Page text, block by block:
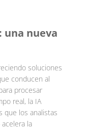
una nueva
soluciones
conducen al
procesar
real, la IA
que los analistas
la